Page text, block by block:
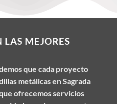
LAS MEJORES
que cada proyecto
metálicas en Sagrada
ofrecemos servicios